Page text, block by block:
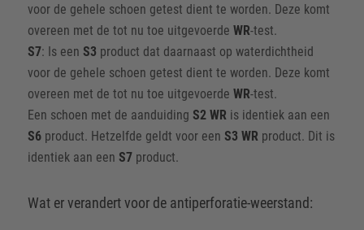
voor de gehele schoen getest dient te worden. Deze komt
overeen met de tot nu toe uitgevoerde WR-test.
S7: Is een S3 product dat daarnaast op waterdichtheid
voor de gehele schoen getest dient te worden. Deze komt
overeen met de tot nu toe uitgevoerde WR-test.
Een schoen met de aanduiding S2 WR is identiek aan een
S6product. Hetzelfde geldt voor een S3 WR product. Dit is
identiek aan een S7product.
Wat er verandert voor de antiperforatie-weerstand: